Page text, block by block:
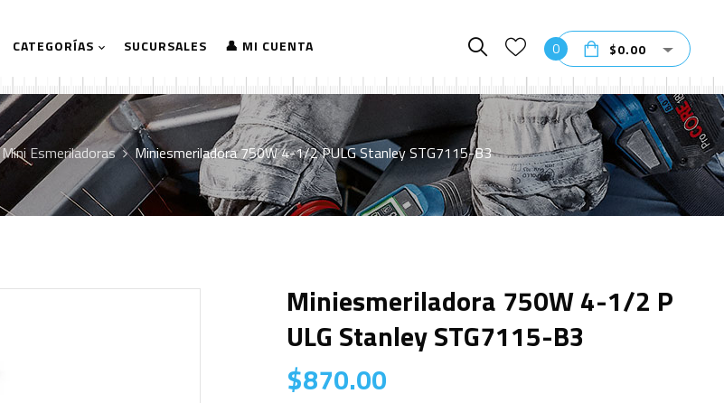
CATEGORÍAS SUCURSALES 👤 MI CUENTA 0 $0.00
Mini Esmeriladoras Miniesmeriladora 750W 4-1/2 PULG Stanley STG7115-B3
Miniesmeriladora 750W 4-1/2 P
ULG Stanley STG7115-B3
$870.00